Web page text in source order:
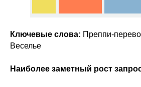
Ключевые слова: Преппи-
Веселье
Наиболее заметный рост